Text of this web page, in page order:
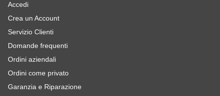
Accedi
Crea un Account
Servizio Clienti
Domande frequenti
Ordini aziendali
Ordini come privato
Garanzia e Riparazione